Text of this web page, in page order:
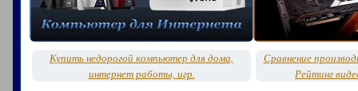
Купить недорогой компьютер для дома,
интернет работы, игр.
Сравнение
Рейтинг